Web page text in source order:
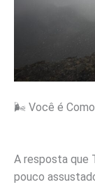
🌬️ Você é
A resposta que
pouco